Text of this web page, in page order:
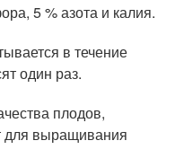
5 % азота и калия.
в течение
один раз.
плодов,
для выращивания